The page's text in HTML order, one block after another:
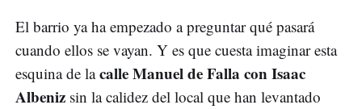
El barrio ya ha empezado a preguntar qué pasará
cuando ellos se vayan. Y es que cuesta imaginar esta
esquina de lacalle Manuel de Falla con Isaac
Albeniz sin la calidez del local que han levantado